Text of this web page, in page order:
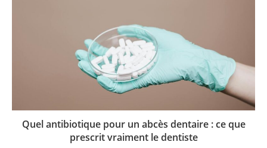
Quel antibiotique pour un abcès dentaire : ce que
prescrit vraiment le dentiste